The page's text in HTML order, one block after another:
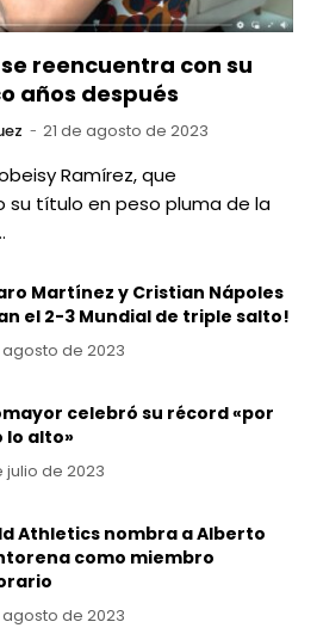
reencuentra con su
años después
21 de agosto de 2023
Ramírez, que
título en peso pluma de la
Martínez y Cristian Nápoles
el 2-3 Mundial de triple salto!
agosto de 2023
celebró su récord «por
lo alto»
julio de 2023
Athletics nombra a Alberto
como miembro
agosto de 2023